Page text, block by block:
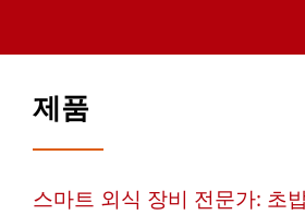
제품
스마트 외식 장비 전문가: 초